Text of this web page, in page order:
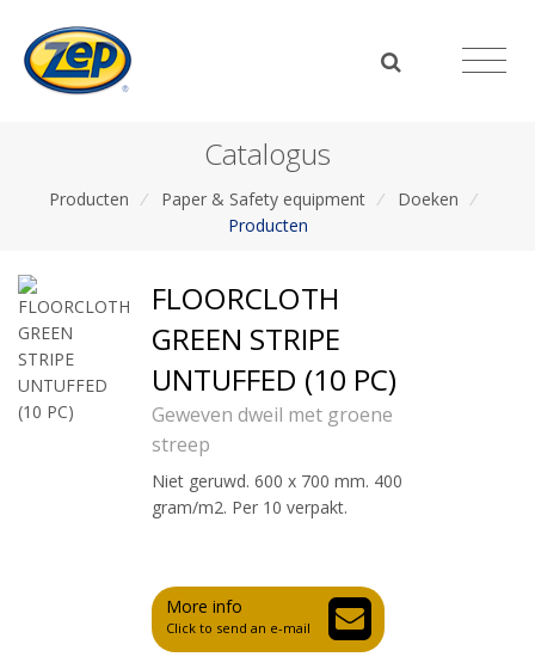
Catalogus
Producten / Paper & Safety equipment / Doeken /
Producten
FLOORCLOTH
GREEN STRIPE
UNTUFFED (10 PC)
Geweven dweil met groene
streep
Niet geruwd. 600 x 700 mm. 400
gram/m2. Per 10 verpakt.
More info
Click to send an e-mail